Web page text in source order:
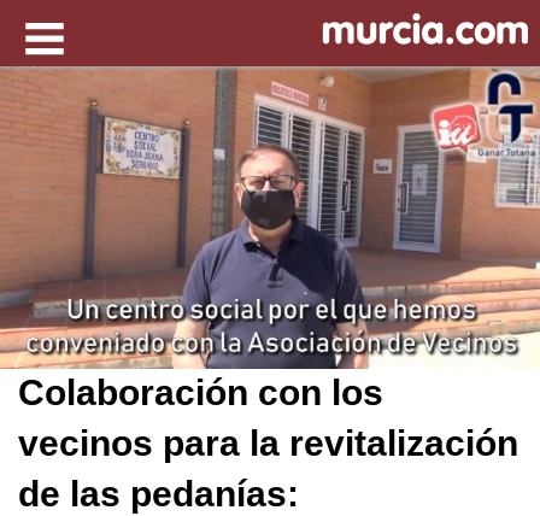
Colaboración con los
vecinos para la revitalización
de las pedanías: